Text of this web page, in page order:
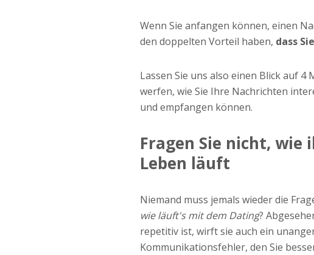
Wenn Sie anfangen können, einen
den doppelten Vorteil haben, dass
Lassen Sie uns also einen Blick auf 4
werfen, wie Sie Ihre Nachrichten
und empfangen können.
Fragen Sie nicht, wie
Leben läuft
Niemand muss jemals wieder die
wie läuft's mit dem Dating?
repetitiv ist, wirft sie auch ein
Kommunikationsfehler, den Sie